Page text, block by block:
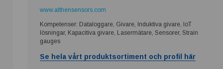
www.althensensors.com
Kompetenser: Dataloggare, Givare, Induktiva givare, IoT
lösningar, Kapacitiva givare, Lasermätare, Sensorer, Strain
gauges
Se hela vårt produktsortiment och profil här